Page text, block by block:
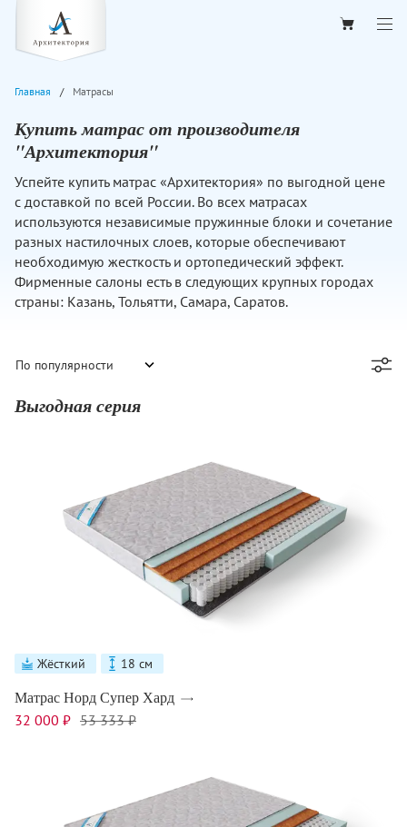
Главная Матрасы
Купить матрас от производителя
"Архитектория"
Успейте купить матрас «Архитектория» по выгодной цене
с доставкой по всей России. Во всех матрасах
используются независимые пружинные блоки и сочетание
разных настилочных слоев, которые обеспечивают
необходимую жесткость и ортопедический эффект.
Фирменные салоны есть в следующих крупных городах
страны: Казань, Тольятти, Самара, Саратов.
Выгодная серия
Жёсткий 18 см
Матрас Норд Супер Хард
32 000 ₽ 53 333 ₽